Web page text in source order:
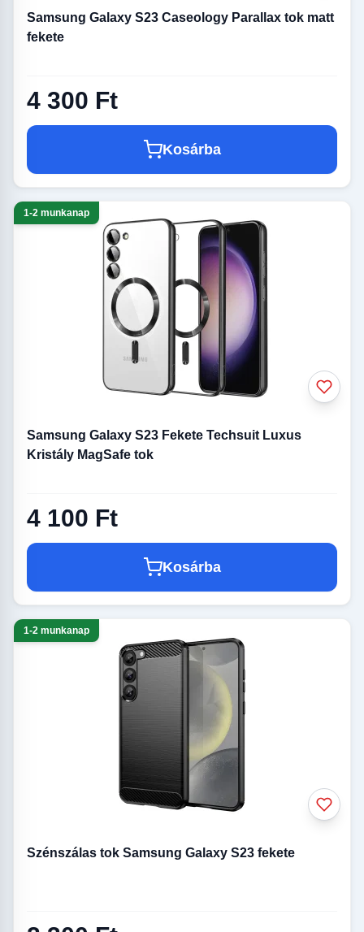
Samsung Galaxy S23 Caseology Parallax tok matt
fekete
4 300 Ft
Kosárba
1-2 munkanap
Samsung Galaxy S23 Fekete Techsuit Luxus
Kristály MagSafe tok
4 100 Ft
Kosárba
1-2 munkanap
Szénszálas tok Samsung Galaxy S23 fekete